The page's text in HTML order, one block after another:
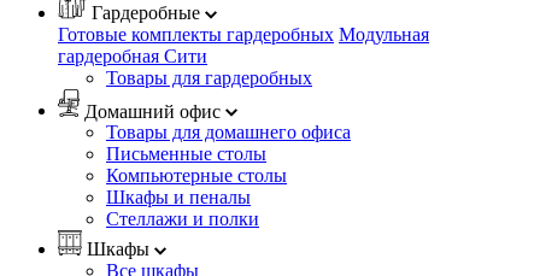
Гардеробные
Готовые комплекты гардеробных Модульная
гардеробная Сити
Товары для гардеробных
Домашний офис
Товары для домашнего офиса
Письменные столы
Компьютерные столы
Шкафы и пеналы
Стеллажи и полки
Шкафы
Все шкафы